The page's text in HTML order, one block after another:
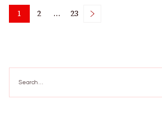
Posts
Page
1 Page
2 … Page
23
for: